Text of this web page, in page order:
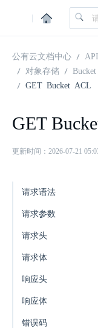
|
公有云文档中心
对象存储
GET Bucket ACL
GET
更新时间：2026-07-21
请求语法
请求参数
请求头
请求体
响应头
响应体
错误码